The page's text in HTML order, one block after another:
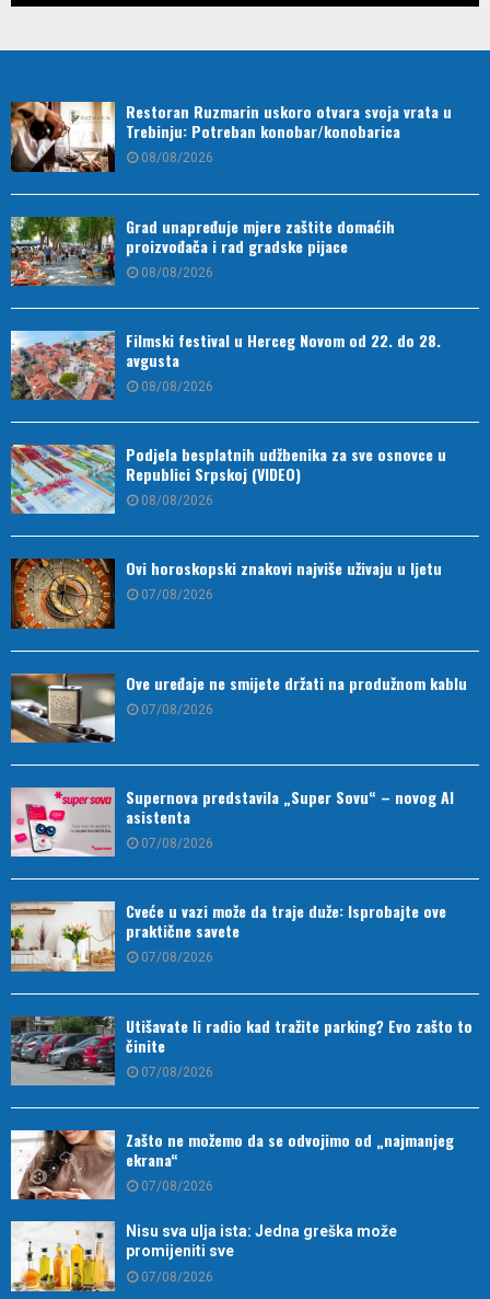
Restoran Ruzmarin uskoro otvara svoja vrata u
Trebinju: Potreban konobar/konobarica
08/08/2026
Grad unapređuje mjere zaštite domaćih
proizvođača i rad gradske pijace
08/08/2026
Filmski festival u Herceg Novom od 22. do 28.
avgusta
08/08/2026
Podjela besplatnih udžbenika za sve osnovce u
Republici Srpskoj (VIDEO)
08/08/2026
Ovi horoskopski znakovi najviše uživaju u ljetu
07/08/2026
Ove uređaje ne smijete držati na produžnom kablu
07/08/2026
Supernova predstavila „Super Sovu“ – novog AI
asistenta
07/08/2026
Cveće u vazi može da traje duže: Isprobajte ove
praktične savete
07/08/2026
Utišavate li radio kad tražite parking? Evo zašto to
činite
07/08/2026
Zašto ne možemo da se odvojimo od „najmanjeg
ekrana“
07/08/2026
Nisu sva ulja ista: Jedna greška može
promijeniti sve
07/08/2026